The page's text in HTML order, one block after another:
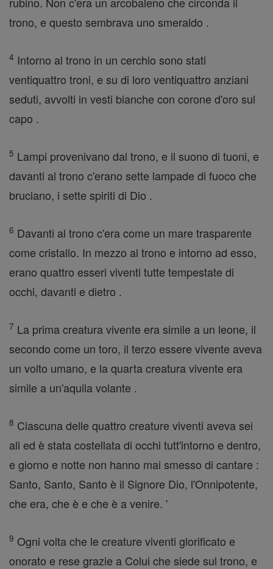
trono, e questo sembrava uno smeraldo .
4 Intorno al trono in un cerchio sono stati
ventiquattro troni, e su di loro ventiquattro anziani
seduti, avvolti in vesti bianche con corone d'oro sul
capo .
5 Lampi provenivano dal trono, e il suono di tuoni, e
davanti al trono c'erano sette lampade di fuoco che
bruciano, i sette spiriti di Dio .
6 Davanti al trono c'era come un mare trasparente
come cristallo. In mezzo al trono e intorno ad esso,
erano quattro esseri viventi tutte tempestate di
occhi, davanti e dietro .
7 La prima creatura vivente era simile a un leone, il
secondo come un toro, il terzo essere vivente aveva
un volto umano, e la quarta creatura vivente era
simile a un'aquila volante .
8 Ciascuna delle quattro creature viventi aveva sei
ali ed è stata costellata di occhi tutt'intorno e dentro,
e giorno e notte non hanno mai smesso di cantare :
Santo, Santo, Santo è il Signore Dio, l'Onnipotente,
che era, che è e che è a venire. '
9 Ogni volta che le creature viventi glorificato e
onorato e rese grazie a Colui che siede sul trono, e